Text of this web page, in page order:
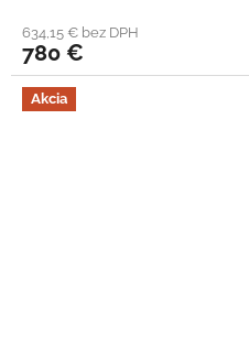
634,15 € bez DPH
780 €
Akcia